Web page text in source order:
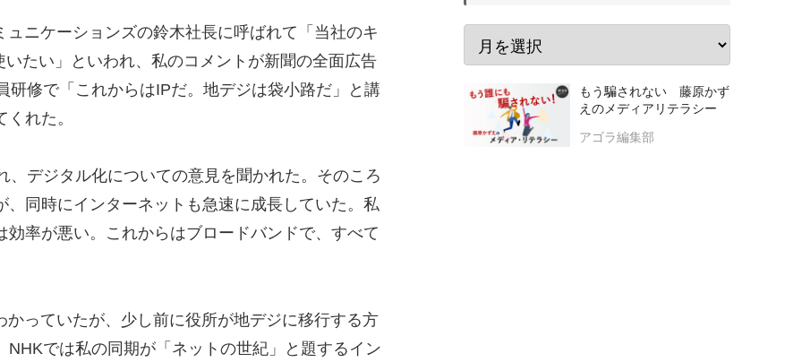
ニケーションズの鈴木社長に呼ばれて「当社のキ
いたい」といわれ、私のコメントが新聞の全面広告
研修で「これからはIPだ。地デジは袋小路だ」と講
れた。
デジタル化についての意見を聞かれた。そのころ
同時にインターネットも急速に成長していた。私
率が悪い。これからはブロードバンドで、すべて
っていたが、少し前に役所が地デジに移行する方
では私の同期が「ネットの世紀」と題するイン
もう騙されない 藤原かず
えのメディアリテラシー
アゴラ編集部